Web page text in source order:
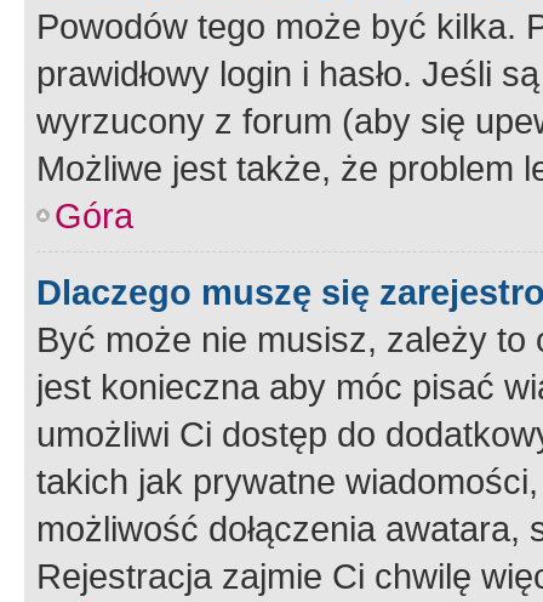
Powodów tego może być kilka.
prawidłowy login i hasło. Jeśli
wyrzucony z forum (aby się
Możliwe jest także, że problem
Góra
Dlaczego muszę się
Być może nie musisz, zależy
jest konieczna aby móc pisać
umożliwi Ci dostęp do
takich jak prywatne
możliwość dołączenia
Rejestracja zajmie Ci chwilę